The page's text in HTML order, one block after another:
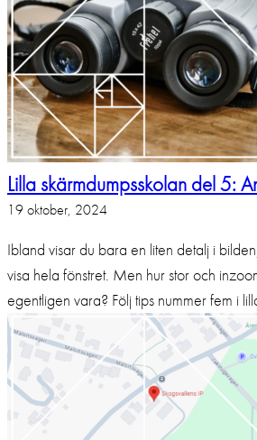
Lilla skärmdumpsskolan del 5:
19 oktober, 2024
Ibland visar du bara en liten detalj i
visa hela fönstret. Men hur stor och
egentligen vara? Följ tips nummer fem i